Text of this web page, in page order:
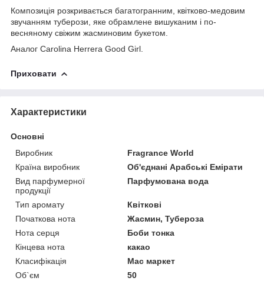
Композиція розкривається багатогранним, квітково-медовим
звучанням туберози, яке обрамлене вишуканим і по-
весняному свіжим жасминовим букетом.
Аналог Carolina Herrera Good Girl.
Приховати
Характеристики
Основні
Виробник
Fragrance World
Країна виробник
Об'єднані Арабські Емірати
Вид парфумерної
продукції
Парфумована вода
Тип аромату
Квіткові
Початкова нота
Жасмин, Тубероза
Нота серця
Боби тонка
Кінцева нота
какао
Класифікація
Мас маркет
Об`єм
50